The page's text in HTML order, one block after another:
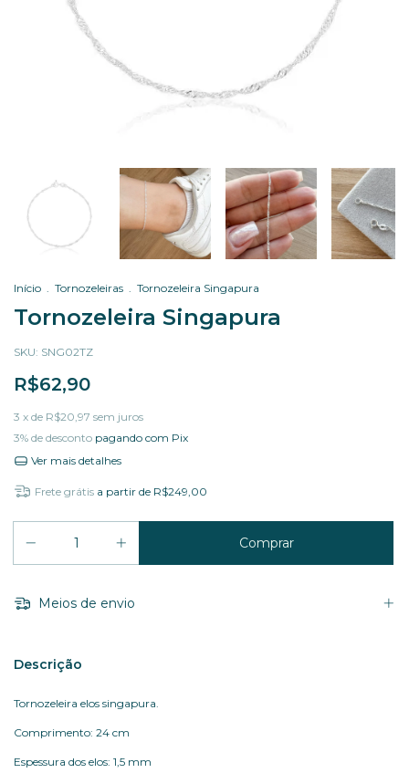
Início . Tornozeleiras . Tornozeleira Singapura
Tornozeleira Singapura
SKU: SNG02TZ
R$62,90
3 x de R$20,97 sem juros
3% de desconto pagando com Pix
Ver mais detalhes
Frete grátis a partir de R$249,00
Meios de envio
Descrição
Tornozeleira elos singapura.
Comprimento: 24 cm
Espessura dos elos: 1,5 mm